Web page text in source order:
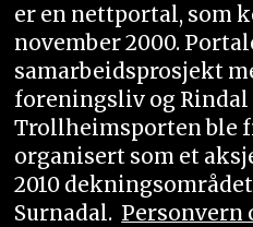
er en nettportal, som
november 2000.
samarbeidsprosjekt
foreningsliv og Rindal
Trollheimsporten ble
organisert som et
2010
Surnadal. Personvern